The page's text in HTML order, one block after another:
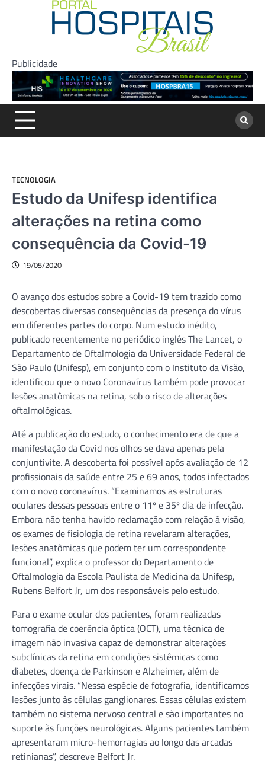
Publicidade
TECNOLOGIA
Estudo da Unifesp identifica
alterações na retina como
consequência da Covid-19
19/05/2020
O avanço dos estudos sobre a Covid-19 tem trazido como
descobertas diversas consequências da presença do vírus
em diferentes partes do corpo. Num estudo inédito,
publicado recentemente no periódico inglês The Lancet, o
Departamento de Oftalmologia da Universidade Federal de
São Paulo (Unifesp), em conjunto com o Instituto da Visão,
identificou que o novo Coronavírus também pode provocar
lesões anatômicas na retina, sob o risco de alterações
oftalmológicas.
Até a publicação do estudo, o conhecimento era de que a
manifestação da Covid nos olhos se dava apenas pela
conjuntivite. A descoberta foi possível após avaliação de 12
profissionais da saúde entre 25 e 69 anos, todos infectados
com o novo coronavírus. “Examinamos as estruturas
oculares dessas pessoas entre o 11º e 35º dia de infecção.
Embora não tenha havido reclamação com relação à visão,
os exames de fisiologia de retina revelaram alterações,
lesões anatômicas que podem ter um correspondente
funcional”, explica o professor do Departamento de
Oftalmologia da Escola Paulista de Medicina da Unifesp,
Rubens Belfort Jr, um dos responsáveis pelo estudo.
Para o exame ocular dos pacientes, foram realizadas
tomografia de coerência óptica (OCT), uma técnica de
imagem não invasiva capaz de demonstrar alterações
subclínicas da retina em condições sistêmicas como
diabetes, doença de Parkinson e Alzheimer, além de
infecções virais. “Nessa espécie de fotografia, identificamos
lesões junto às células ganglionares. Essas células existem
também no sistema nervoso central e são importantes no
suporte às funções neurológicas. Alguns pacientes também
apresentaram micro-hemorragias ao longo das arcadas
retinianas”, descreve Belfort Jr.